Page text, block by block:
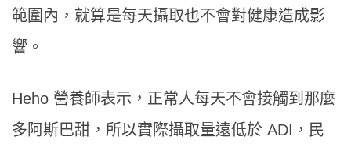
範圍內，就算是每天攝取也不會對健康造成影
響。
Heho 營養師表示，正常人每天不會接觸到那麼
多阿斯巴甜，所以實際攝取量遠低於 ADI，民